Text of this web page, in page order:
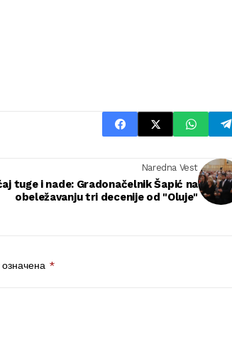
Naredna Vest
tuge i nade: Gradonačelnik Šapić na
obeležavanju tri decenije od "Oluje"
*